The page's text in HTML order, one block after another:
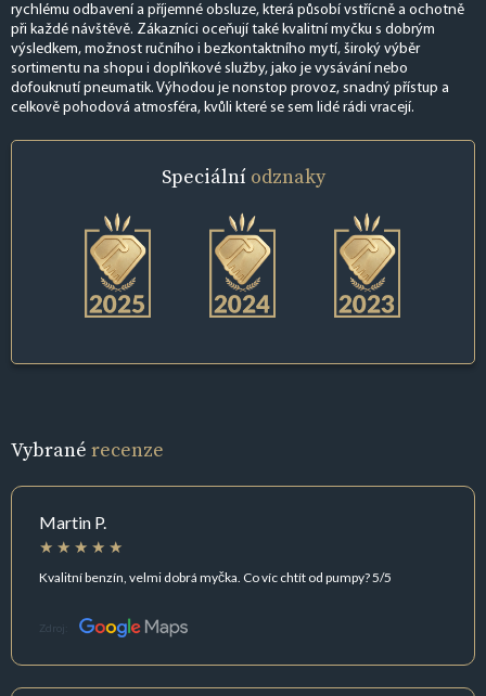
rychlému odbavení a příjemné obsluze, která působí vstřícně a ochotně
při každé návštěvě. Zákazníci oceňují také kvalitní myčku s dobrým
výsledkem, možnost ručního i bezkontaktního mytí, široký výběr
sortimentu na shopu i doplňkové služby, jako je vysávání nebo
dofouknutí pneumatik. Výhodou je nonstop provoz, snadný přístup a
celkově pohodová atmosféra, kvůli které se sem lidé rádi vracejí.
Speciální odznaky
Vybrané recenze
Martin P.
Kvalitní benzín, velmi dobrá myčka. Co víc chtít od pumpy? 5/5
Zdroj: